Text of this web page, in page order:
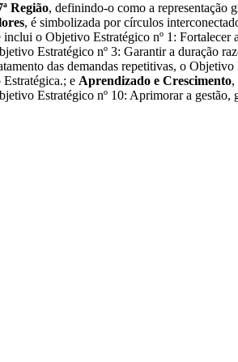
Região, definindo-o como a representação
, é simbolizada por círculos
inclui o Objetivo Estratégico nº 1: Fortalecer
Estratégico nº 3: Garantir a duração
das demandas repetitivas, o
e Aprendizado e Crescimento,
Estratégico nº 10: Aprimorar a gestão,